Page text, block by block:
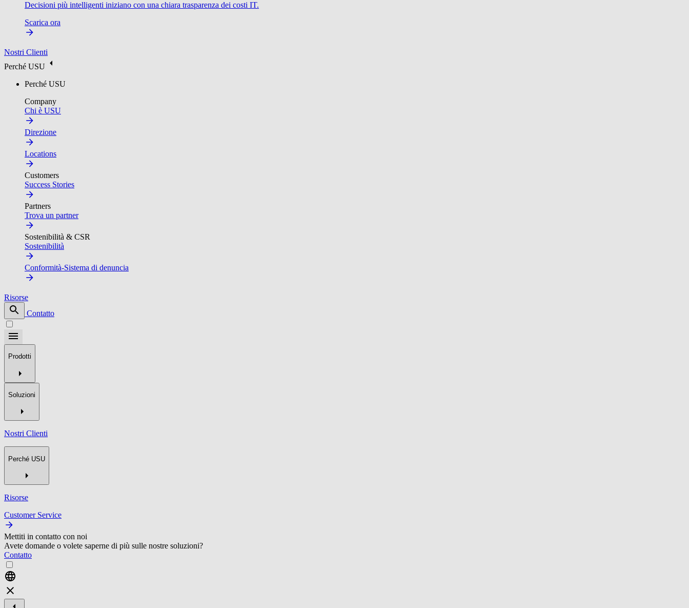
Decisioni più intelligenti iniziano con una chiara trasparenza dei costi IT.
Scarica ora
Nostri Clienti
Perché USU
Perché USU
Company
Chi è USU
Direzione
Locations
Customers
Success Stories
Partners
Trova un partner
Sostenibilità & CSR
Sostenibilità
Conformità-Sistema di denuncia
Risorse
Contatto
Prodotti
Soluzioni
Nostri Clienti
Perché USU
Risorse
Customer Service
Mettiti in contatto con noi
Avete domande o volete saperne di più sulle nostre soluzioni?
Contatto